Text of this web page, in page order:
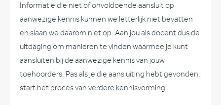
Informatie die niet of onvoldoende aansluit op
aanwezige kennis kunnen we letterlijk niet bevatten
en slaan we daarom niet op. Aan jou als docent dus de
uitdaging om manieren te vinden waarmee je kunt
aansluiten bij de aanwezige kennis van jouw
toehoorders. Pas als je die aansluiting hebt gevonden,
start het proces van verdere kennisvorming.